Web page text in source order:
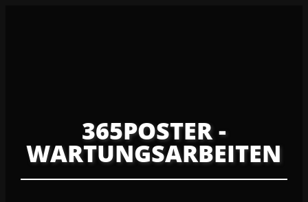
365POSTER -
WARTUNGSARBEITEN